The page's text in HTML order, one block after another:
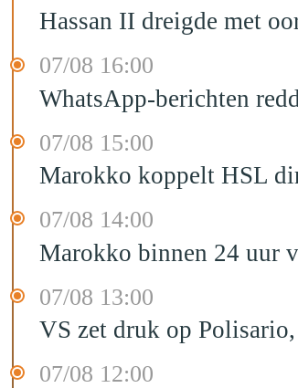
Hassan II dreigde met
07/08 16:00
WhatsApp-berichten
07/08 15:00
Marokko koppelt HSL
07/08 14:00
Marokko binnen 24 uur
07/08 13:00
VS zet druk op
07/08 12:00